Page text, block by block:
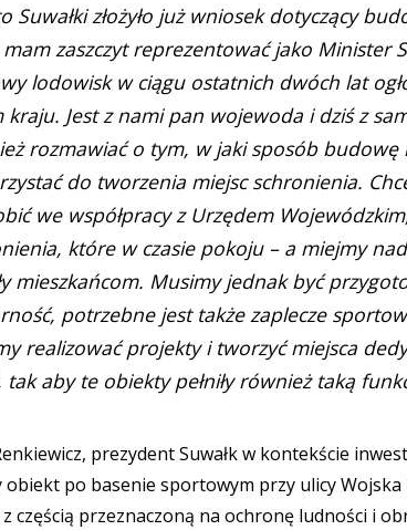
Suwałki złożyło już wniosek dotyczący
zaszczyt reprezentować jako
lodowisk w ciągu ostatnich dwóch lat
kraju. Jest z nami pan wojewoda i dziś z
rozmawiać o tym, w jaki sposób
do tworzenia miejsc schronienia.
we współpracy z Urzędem
które w czasie pokoju – a miejmy
mieszkańcom. Musimy jednak być
potrzebne jest także zaplecze
realizować projekty i tworzyć miejsca
tak aby te obiekty pełniły również taką
prezydent Suwałk w kontekście
obiekt po basenie sportowym przy ulicy
częścią przeznaczoną na ochronę ludności i